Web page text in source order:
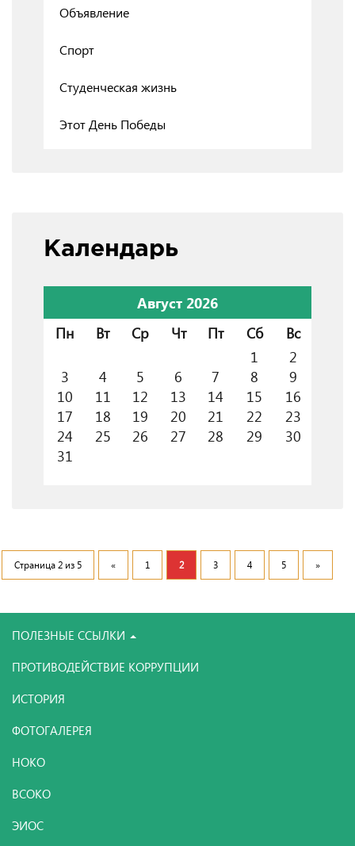
Объявление
Спорт
Студенческая жизнь
Этот День Победы
Календарь
Август 2026
Пн
Вт Ср Чт Пт Сб
Вс
1
2
3
4 5 6 7 8
9
10
11 12 13 14 15
16
17
18 19 20 21 22
23
24
25 26 27 28 29
30
31
Страница 2 из 5 « 1 2 3 4 5 »
ПОЛЕЗНЫЕ ССЫЛКИ
ПРОТИВОДЕЙСТВИЕ КОРРУПЦИИ
ИСТОРИЯ
ФОТОГАЛЕРЕЯ
НОКО
ВСОКО
ЭИОС